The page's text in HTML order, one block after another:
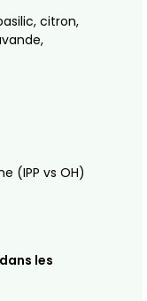
citron,
(IPP vs OH)
les